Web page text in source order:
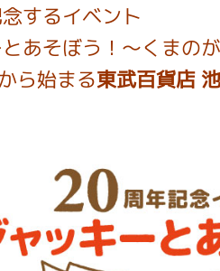
するイベント
とあそぼう！～くまの
ら始まる東武百貨店
ォメーション
・コンサート
コンテンツ(クイズ・